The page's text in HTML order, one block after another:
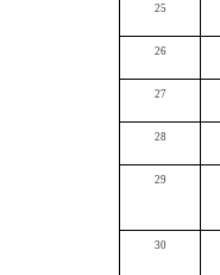
25
26
27
28
29
30